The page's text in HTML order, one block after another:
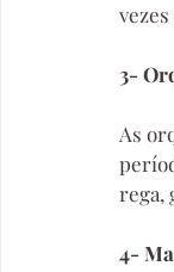
3-
As
rega,
4-